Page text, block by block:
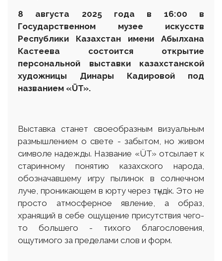
8 августа 2025 года в 16:00 в
Государственном музее искусств
Республики Казахстан имени Абылхана
Кастеева состоится открытие
персональной выставки казахстанской
художницы Динары Кадировой под
названием «ÜT».
Выставка станет своеобразным визуальным
размышлением о свете - забытом, но живом
символе надежды. Название «ÜT» отсылает к
старинному понятию казахского народа,
обозначавшему игру пылинок в солнечном
луче, проникающем в юрту через түндiк. Это не
просто атмосферное явление, а образ,
хранящий в себе ощущение присутствия чего-
то большего - тихого благословения,
ощутимого за пределами слов и форм.